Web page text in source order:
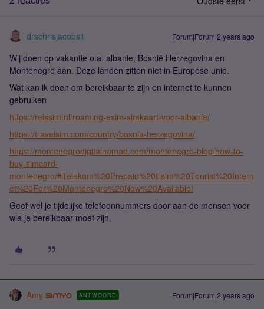
drschrisjacobs1 Forum|Forum|2 years ago
Wij doen op vakantie o.a. albanie, Bosnië Herzegovina en
Montenegro aan. Deze landen zitten niet in Europese unie.
Wat kan ik doen om bereikbaar te zijn en internet te kunnen
gebruiken
https://reissim.nl/roaming-esim-simkaart-voor-albanie/
https://travelsim.com/country/bosnia-herzegovina/
https://montenegrodigitalnomad.com/montenegro-blog/how-to-
buy-simcard-
montenegro/#Telekom%20Prepaid%20Esim%20Tourist%20Intern
et%20For%20Montenegro%20Now%20Available!
Geef wel je tijdelijke telefoonnummers door aan de mensen voor
wie je bereikbaar moet zijn.
Amy ANTWOORD Forum|Forum|2 years ago